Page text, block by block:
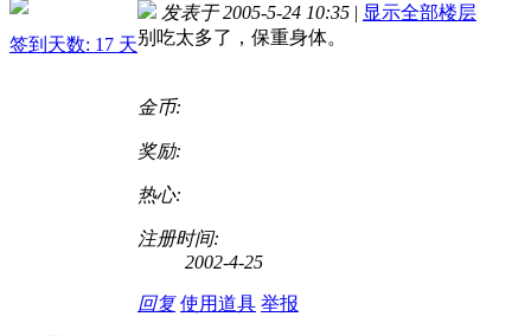
签到天数: 17 天
发表于 2005-5-24 10:35 | 显示全部楼层
别吃太多了，保重身体。
金币:
奖励:
热心:
注册时间:
2002-4-25
回复 使用道具 举报